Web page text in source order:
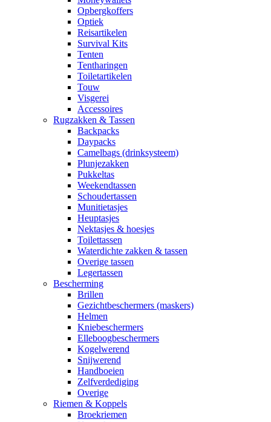
Opbergkoffers
Optiek
Reisartikelen
Survival Kits
Tenten
Tentharingen
Toiletartikelen
Touw
Visgerei
Accessoires
Rugzakken & Tassen
Backpacks
Daypacks
Camelbags (drinksysteem)
Plunjezakken
Pukkeltas
Weekendtassen
Schoudertassen
Munitietasjes
Heuptasjes
Nektasjes & hoesjes
Toilettassen
Waterdichte zakken & tassen
Overige tassen
Legertassen
Bescherming
Brillen
Gezichtbeschermers (maskers)
Helmen
Kniebeschermers
Elleboogbeschermers
Kogelwerend
Snijwerend
Handboeien
Zelfverdediging
Overige
Riemen & Koppels
Broekriemen